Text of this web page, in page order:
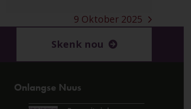
next
post:
9 Oktober 2025
Skenk nou
Onlangse Nuus